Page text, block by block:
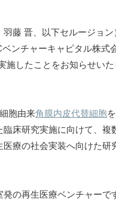
藤 晋、以下セルージョ
ンチャーキャピタル株式
したことをお知らせいた
胞由来角膜内皮代替細胞
床研究実施に向けて、複
療の社会実装へ向けた研
の再生医療ベンチャーで